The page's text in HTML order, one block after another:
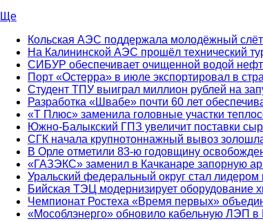
Ще
Кольская АЭС поддержала молодёжный
На Калининской АЭС прошёл технический
СИБУР обеспечивает очищенной водой
Порт «Остерра» в июле экспортировал в
Студент ТПУ выиграл миллион рублей на
Разработка «Швабе» почти 60 лет
«Т Плюс» заменила головные участки
Южно-Балыкский ГПЗ увеличит поставки
СГК начала крупнотоннажный вывоз
В Орле отметили 83-ю годовщину
«ГАЗЭКС» заменил в Качканаре запорную
Уральский федеральный округ стал лидером
Бийская ТЭЦ модернизирует оборудование
Чемпионат Ростеха «Время первых»
«Мособлэнерго» обновило кабельную ЛЭП в